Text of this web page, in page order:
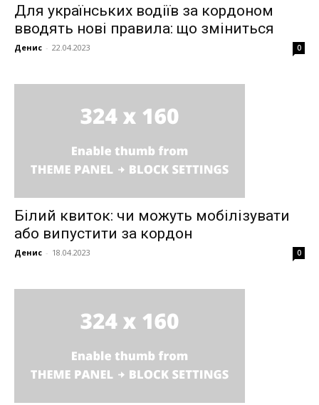
Для українських водіїв за кордоном
вводять нові правила: що зміниться
Денис - 22.04.2023 0
Білий квиток: чи можуть мобілізувати
або випустити за кордон
Денис - 18.04.2023 0